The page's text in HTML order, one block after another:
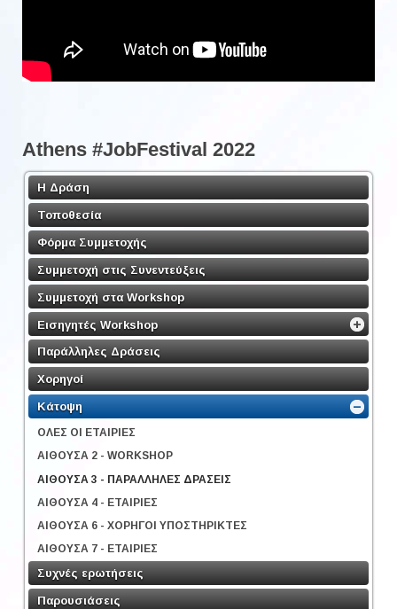
Athens #JobFestival 2022
Η Δράση
Τοποθεσία
Φόρμα Συμμετοχής
Συμμετοχή στις Συνεντεύξεις
Συμμετοχή στα Workshop
Εισηγητές Workshop
Παράλληλες Δράσεις
Χορηγοί
Κάτοψη
ΟΛΕΣ ΟΙ ΕΤΑΙΡΙΕΣ
ΑΙΘΟΥΣΑ 2 - WORKSHOP
ΑΙΘΟΥΣΑ 3 - ΠΑΡΑΛΛΗΛΕΣ ΔΡΑΣΕΙΣ
ΑΙΘΟΥΣΑ 4 - ΕΤΑΙΡΙΕΣ
ΑΙΘΟΥΣΑ 6 - ΧΟΡΗΓΟΙ ΥΠΟΣΤΗΡΙΚΤΕΣ
ΑΙΘΟΥΣΑ 7 - ΕΤΑΙΡΙΕΣ
Συχνές ερωτήσεις
Παρουσιάσεις